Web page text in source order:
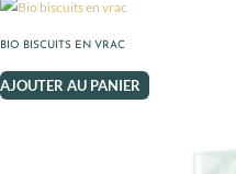
BIO BISCUITS EN VRAC
AJOUTER AU PANIER